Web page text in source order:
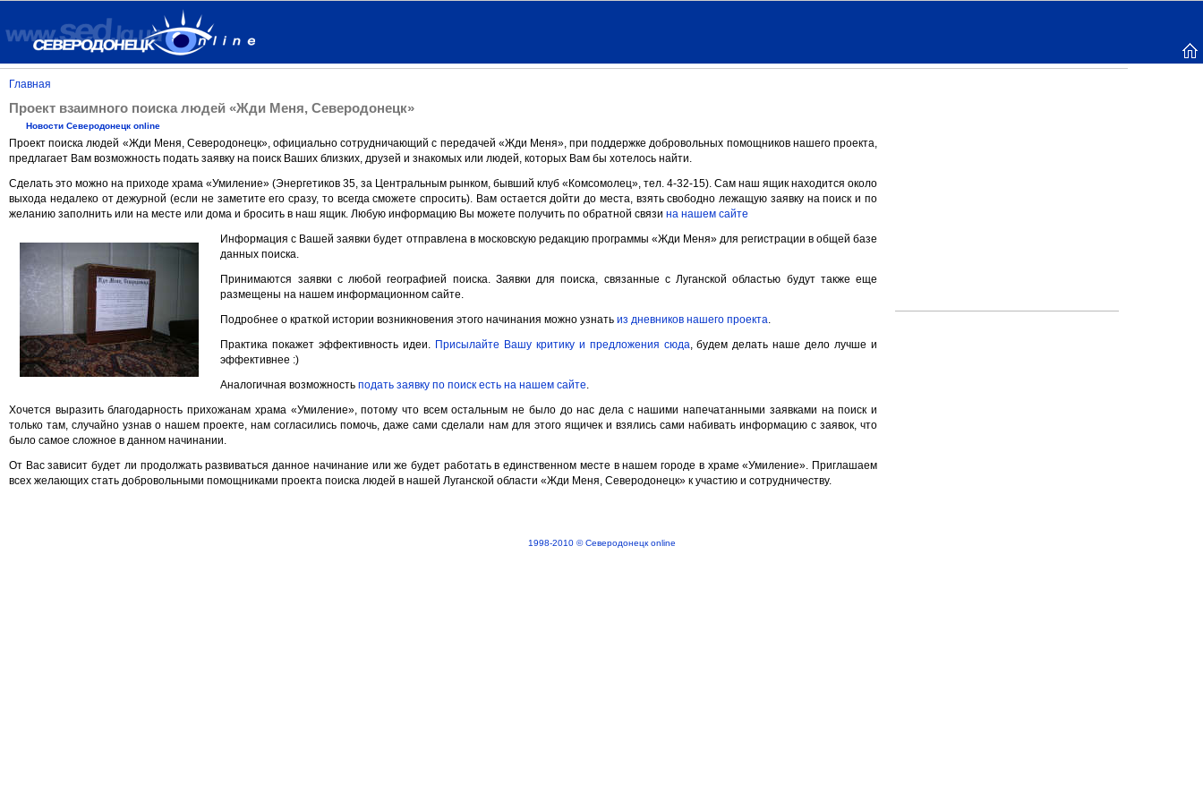
Главная
Проект взаимного поиска людей «Жди Меня, Северодонецк»
Новости Северодонецк online
Проект поиска людей «Жди Меня, Северодонецк», официально сотрудничающий с передачей «Жди Меня», при поддержке добровольных помощников нашего проекта,
предлагает Вам возможность подать заявку на поиск Ваших близких, друзей и знакомых или людей, которых Вам бы хотелось найти.
Сделать это можно на приходе храма «Умиление» (Энергетиков 35, за Центральным рынком, бывший клуб «Комсомолец», тел. 4-32-15). Сам наш ящик находится около
выхода недалеко от дежурной (если не заметите его сразу, то всегда сможете спросить). Вам остается дойти до места, взять свободно лежащую заявку на поиск и по
желанию заполнить или на месте или дома и бросить в наш ящик. Любую информацию Вы можете получить по обратной связи на нашем сайте
Информация с Вашей заявки будет отправлена в московскую редакцию программы «Жди Меня» для регистрации в общей базе
данных поиска.
Принимаются заявки с любой географией поиска. Заявки для поиска, связанные с Луганской областью будут также еще
размещены на нашем информационном сайте.
Подробнее о краткой истории возникновения этого начинания можно узнатьиз дневников нашего проекта.
Практика покажет эффективность идеи. Присылайте Вашу критику и предложения сюда, будем делать наше дело лучше и
эффективнее :)
Аналогичная возможностьподать заявку по поиск есть на нашем сайте.
Хочется выразить благодарность прихожанам храма «Умиление», потому что всем остальным не было до нас дела с нашими напечатанными заявками на поиск и
только там, случайно узнав о нашем проекте, нам согласились помочь, даже сами сделали нам для этого ящичек и взялись сами набивать информацию с заявок, что
было самое сложное в данном начинании.
От Вас зависит будет ли продолжать развиваться данное начинание или же будет работать в единственном месте в нашем городе в храме «Умиление». Приглашаем
всех желающих стать добровольными помощниками проекта поиска людей в нашей Луганской области «Жди Меня, Северодонецк» к участию и сотрудничеству.
1998-2010 © Северодонецк online